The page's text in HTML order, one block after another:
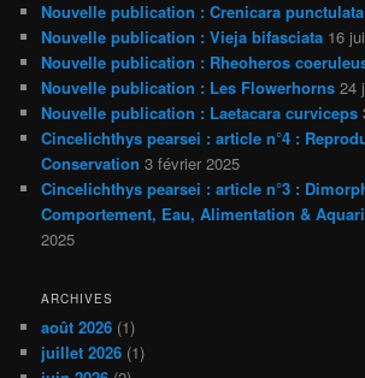
Nouvelle publication : Crenicara punctulata
Nouvelle publication : Vieja bifasciata 16
Nouvelle publication : Rheoheros
Nouvelle publication : Les Flowerhorns 24
Nouvelle publication : Laetacara curviceps
Cincelichthys pearsei : article n°4 :
Conservation 3 février 2025
Cincelichthys pearsei : article n°3 :
Comportement, Eau, Alimentation &
2025
ARCHIVES
août 2026 (1)
juillet 2026 (1)